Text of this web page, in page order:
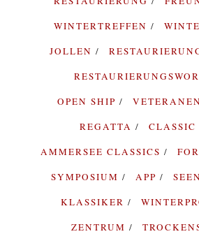
WINTERTREFFEN
JOLLEN
OPEN SHIP
REGATTA
CLASSIC
AMMERSEE CLASSICS
SYMPOSIUM
APP
KLASSIKER
ZENTRUM